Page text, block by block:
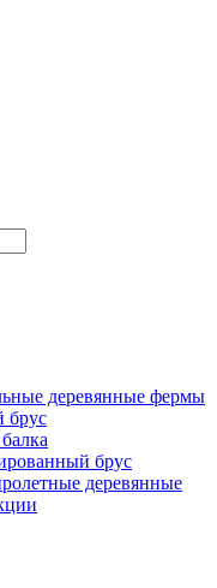
деревянные фермы
брус
брус
деревянные